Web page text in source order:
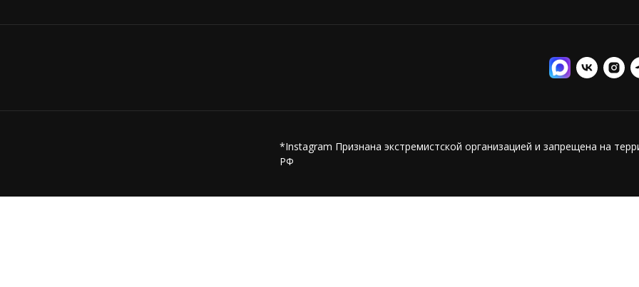
*Instagram Признана экстремистской организацией и запрещена на
РФ